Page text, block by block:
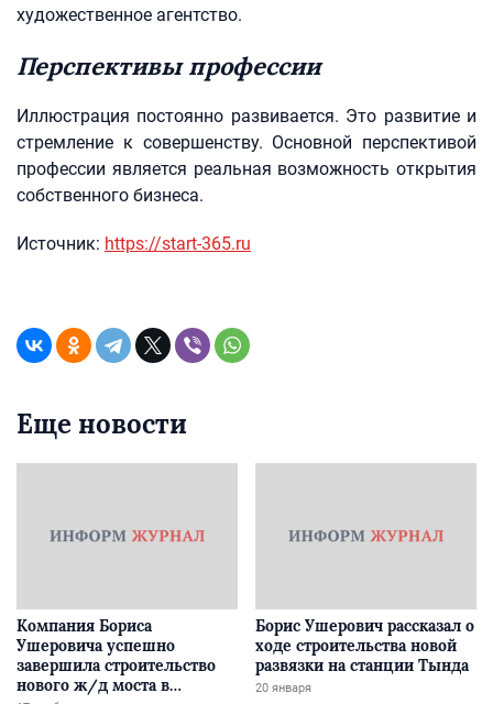
художественное агентство.
Перспективы профессии
Иллюстрация постоянно развивается. Это развитие и
стремление к совершенству. Основной перспективой
профессии является реальная возможность открытия
собственного бизнеса.
Источник: https://start-365.ru
Еще новости
Компания Бориса
Ушеровича успешно
завершила строительство
нового ж/д моста в
Борис Ушерович рассказал о
ходе строительства новой
развязки на станции Тында
20 января